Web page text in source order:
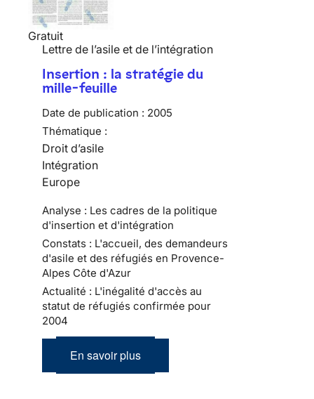
Gratuit
Lettre de l’asile et de l’intégration
Insertion : la stratégie du
mille-feuille
Date de publication : 2005
Thématique :
Droit d’asile
Intégration
Europe
Analyse : Les cadres de la politique
d'insertion et d'intégration
Constats : L'accueil, des demandeurs
d'asile et des réfugiés en Provence-
Alpes Côte d'Azur
Actualité : L'inégalité d'accès au
statut de réfugiés confirmée pour
2004
En savoir plus